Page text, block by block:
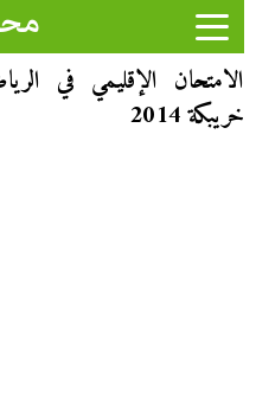
الامتحان الإقليمي في
خريبكة 2014